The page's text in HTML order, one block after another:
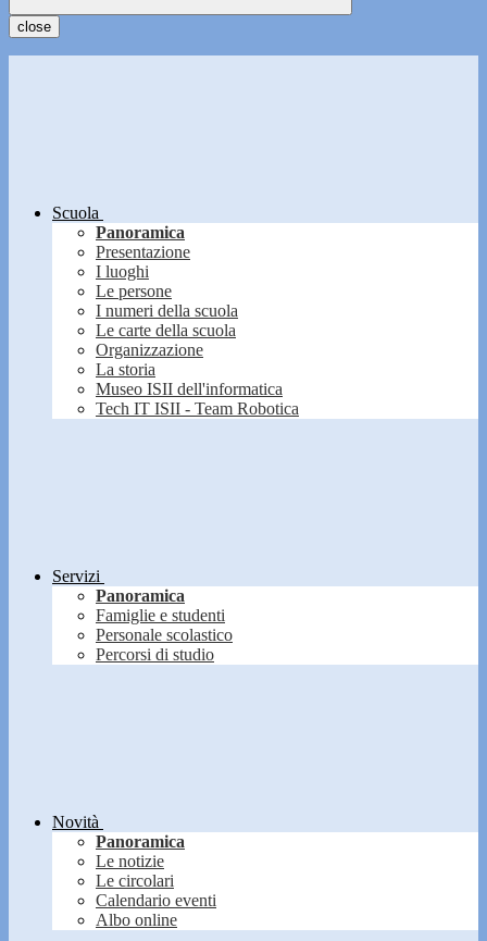
close
Scuola
Panoramica
Presentazione
I luoghi
Le persone
I numeri della scuola
Le carte della scuola
Organizzazione
La storia
Museo ISII dell'informatica
Tech IT ISII - Team Robotica
Servizi
Panoramica
Famiglie e studenti
Personale scolastico
Percorsi di studio
Novità
Panoramica
Le notizie
Le circolari
Calendario eventi
Albo online